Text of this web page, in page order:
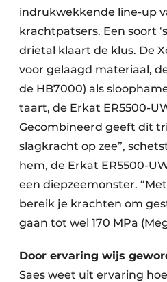
indrukwekkende line-up
krachtpatsers. Een soort
drietal klaart de klus. De
voor gelaagd materiaal,
de HB7000) als
taart, de Erkat ER5500-
Gecombineerd geeft dit
slagkracht op zee”,
hem, de Erkat ER5500-
een diepzeemonster.
bereik je krachten om
gaan tot wel 170 MPa
Door ervaring wijs
Saes weet uit ervaring